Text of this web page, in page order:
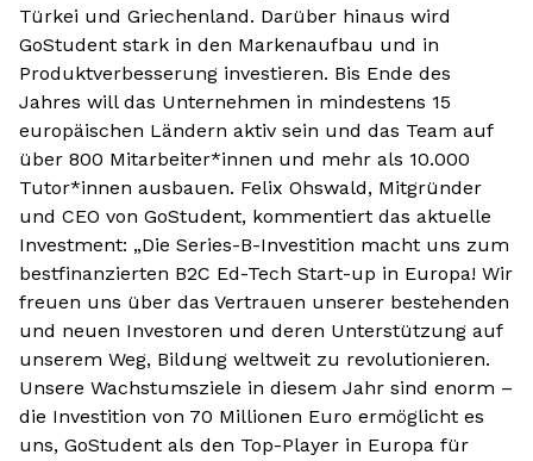
Türkei und Griechenland. Darüber hinaus wird
GoStudent stark in den Markenaufbau und in
Produktverbesserung investieren. Bis Ende des
Jahres will das Unternehmen in mindestens 15
europäischen Ländern aktiv sein und das Team auf
über 800 Mitarbeiter*innen und mehr als 10.000
Tutor*innen ausbauen. Felix Ohswald, Mitgründer
und CEO von GoStudent, kommentiert das aktuelle
Investment: „Die Series-B-Investition macht uns zum
bestfinanzierten B2C Ed-Tech Start-up in Europa! Wir
freuen uns über das Vertrauen unserer bestehenden
und neuen Investoren und deren Unterstützung auf
unserem Weg, Bildung weltweit zu revolutionieren.
Unsere Wachstumsziele in diesem Jahr sind enorm –
die Investition von 70 Millionen Euro ermöglicht es
uns, GoStudent als den Top-Player in Europa für